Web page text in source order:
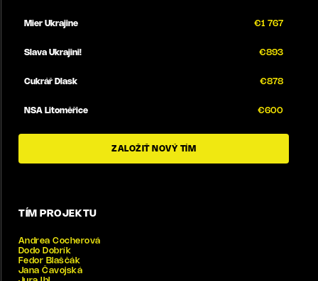
Mier Ukrajine €1 767
Slava Ukrajini! €893
Cukrář Dlask €878
NSA Litoměřice €600
ZALOŽIŤ NOVÝ TÍM
TÍM PROJEKTU
Andrea Cocherová
Dodo Dobrík
Fedor Blaščák
Jana Čavojská